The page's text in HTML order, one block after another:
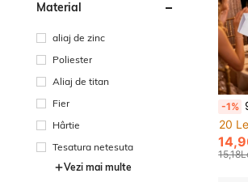
Material
aliaj de zinc
Poliester
Aliaj de titan
Fier
Hârtie
Tesatura netesuta
Vezi mai multe
-1% 9
20